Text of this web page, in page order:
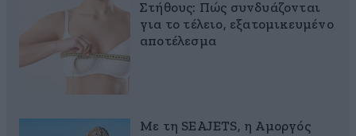
Στήθους: Πώς συνδυάζονται
για το τέλειο, εξατομικευμένο
αποτέλεσμα
Με τη SEAJETS, η Αμοργός